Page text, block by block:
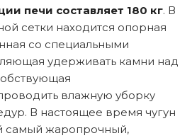
печи составляет 180 кг. В
сетки находится опорная
со специальными
удерживать камни над
влажную уборку
В настоящее время чугун
самый жаропрочный,